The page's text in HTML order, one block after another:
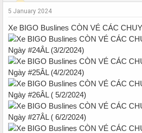
a
r
t
e
r
5 January 2024
Xe BIGO Buslines CÒN VÉ CÁC
Ngày #24ÂL (3/2/2024)
Ngày #25ÂL (4/2/2024)
Ngày #26ÂL ( 5/2/2024)
Ngày #27ÂL ( 6/2/2024)